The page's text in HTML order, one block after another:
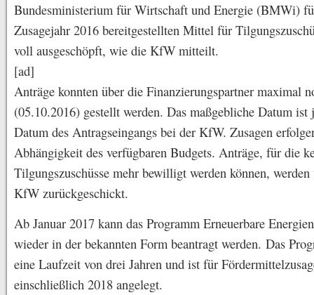
Bundesministerium für Wirtschaft und Energie (BMWi)
Zusagejahr 2016 bereitgestellten Mittel für
voll ausgeschöpft, wie die KfW mitteilt.
[ad]
Anträge konnten über die Finanzierungspartner maximal
(05.10.2016) gestellt werden. Das maßgebliche Datum ist
Datum des Antragseingangs bei der KfW. Zusagen
Abhängigkeit des verfügbaren Budgets. Anträge, für die
Tilgungszuschüsse mehr bewilligt werden können, werden
KfW zurückgeschickt.
Ab Januar 2017 kann das Programm Erneuerbare
wieder in der bekannten Form beantragt werden. Das
eine Laufzeit von drei Jahren und ist für
einschließlich 2018 angelegt.